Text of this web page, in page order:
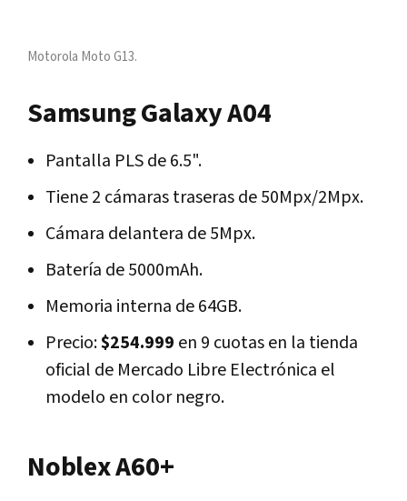
Motorola Moto G13.
Samsung Galaxy A04
Pantalla PLS de 6.5".
Tiene 2 cámaras traseras de 50Mpx/2Mpx.
Cámara delantera de 5Mpx.
Batería de 5000mAh.
Memoria interna de 64GB.
Precio:$254.999 en 9 cuotas en la tienda
oficial de Mercado Libre Electrónica el
modelo en color negro.
Noblex A60+